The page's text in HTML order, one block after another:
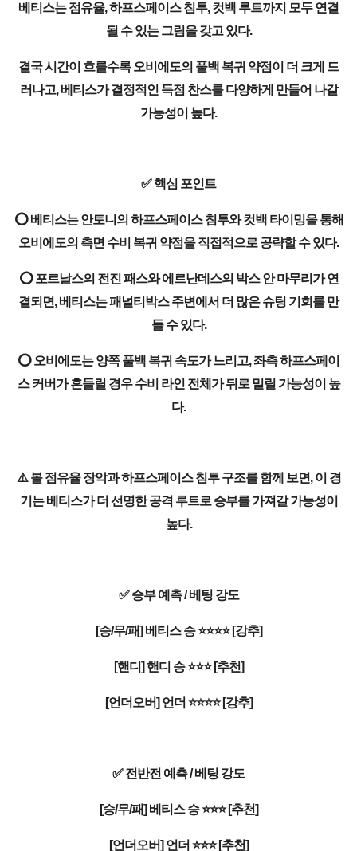
베티스는 점유율, 하프스페이스 침투, 컷백 루트까지 모두 연결
될 수 있는 그림을 갖고 있다.
결국 시간이 흐를수록 오비에도의 풀백 복귀 약점이 더 크게 드
러나고, 베티스가 결정적인 득점 찬스를 다양하게 만들어 나갈
가능성이 높다.
✅ 핵심 포인트
⭕ 베티스는 안토니의 하프스페이스 침투와 컷백 타이밍을 통해
오비에도의 측면 수비 복귀 약점을 직접적으로 공략할 수 있다.
⭕ 포르날스의 전진 패스와 에르난데스의 박스 안 마무리가 연
결되면, 베티스는 패널티박스 주변에서 더 많은 슈팅 기회를 만
들 수 있다.
⭕ 오비에도는 양쪽 풀백 복귀 속도가 느리고, 좌측 하프스페이
스 커버가 흔들릴 경우 수비 라인 전체가 뒤로 밀릴 가능성이 높
다.
⚠️ 볼 점유율 장악과 하프스페이스 침투 구조를 함께 보면, 이 경
기는 베티스가 더 선명한 공격 루트로 승부를 가져갈 가능성이
높다.
✅ 승부 예측 / 베팅 강도
[승/무/패] 베티스 승 ⭐⭐⭐⭐ [강추]
[핸디] 핸디 승 ⭐⭐⭐ [추천]
[언더오버] 언더 ⭐⭐⭐⭐ [강추]
✅ 전반전 예측 / 베팅 강도
[승/무/패] 베티스 승 ⭐⭐⭐ [추천]
[언더오버] 언더 ⭐⭐⭐ [추천]